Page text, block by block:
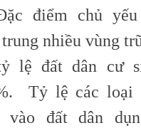
điểm chủ
nhiều vùng
lệ đất dân cư
Tỷ lệ các loại
vào đất dân